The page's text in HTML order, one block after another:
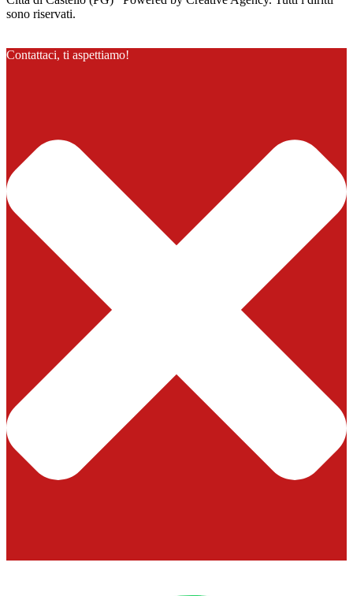
sono riservati.
Contattaci, ti aspettiamo!